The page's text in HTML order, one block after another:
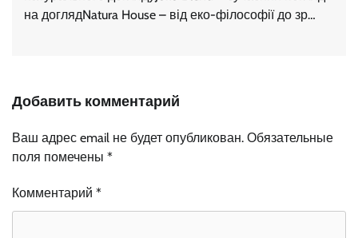
на доглядNatura House – від еко-філософії до зр…
Добавить комментарий
Ваш адрес email не будет опубликован. Обязательные
поля помечены *
Комментарий *